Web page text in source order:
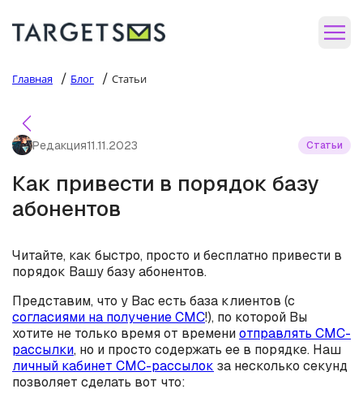
Главная / Блог / Статьи
Редакция11.11.2023 Статьи
Как привести в порядок базу
абонентов
Читайте, как быстро, просто и бесплатно привести в
порядок Вашу базу абонентов.
Представим, что у Вас есть база клиентов (с
согласиями на получение СМС!), по которой Вы
хотите не только время от времениотправлять СМС-
рассылки, но и просто содержать ее в порядке. Наш
личный кабинет СМС-рассылок за несколько секунд
позволяет сделать вот что: